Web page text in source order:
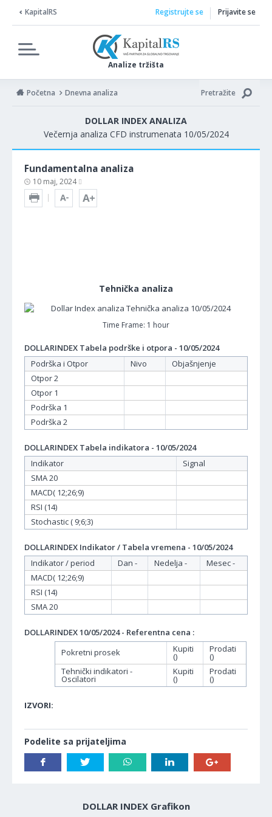
KapitalRS
Analize tržišta
Registrujte se Prijavite se
Početna Dnevna analiza Pretražite
DOLLAR INDEX ANALIZA
Večernja analiza CFD instrumenata 10/05/2024
Fundamentalna analiza
10 maj, 2024
Tehnička analiza
Time Frame: 1 hour
DOLLARINDEX Tabela podrške i otpora - 10/05/2024
Podrška i Otpor
Nivo
Objašnjenje
Otpor 2
Otpor 1
Podrška 1
Podrška 2
DOLLARINDEX Tabela indikatora - 10/05/2024
Indikator
Signal
SMA 20
MACD( 12;26;9)
RSI (14)
Stochastic ( 9;6;3)
DOLLARINDEX Indikator / Tabela vremena - 10/05/2024
Indikator / period
Dan - Nedelja -
Mesec -
MACD( 12;26;9)
RSI (14)
SMA 20
DOLLARINDEX 10/05/2024 - Referentna cena :
Pokretni prosek
Kupiti
()
Prodati
()
Tehnički indikatori -
Oscilatori
Kupiti
()
Prodati
()
IZVORI:
Podelite sa prijateljima
DOLLAR INDEX Grafikon